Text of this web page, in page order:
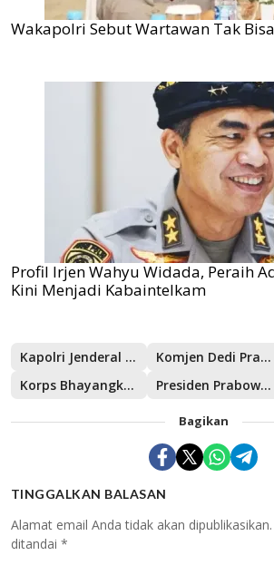
Wakapolri Sebut Wartawan Tak
Profil Irjen Wahyu Widada, Peraih
Kini Menjadi Kabaintelkam
Kapolri Jenderal Listyo Sigit Prabowo
Komjen Dedi Prasetyo
Korps Bhayangkara
Presiden Prabowo Subianto
Bagikan
TINGGALKAN BALASAN
Alamat email Anda tidak akan dipublikasikan.
ditandai *